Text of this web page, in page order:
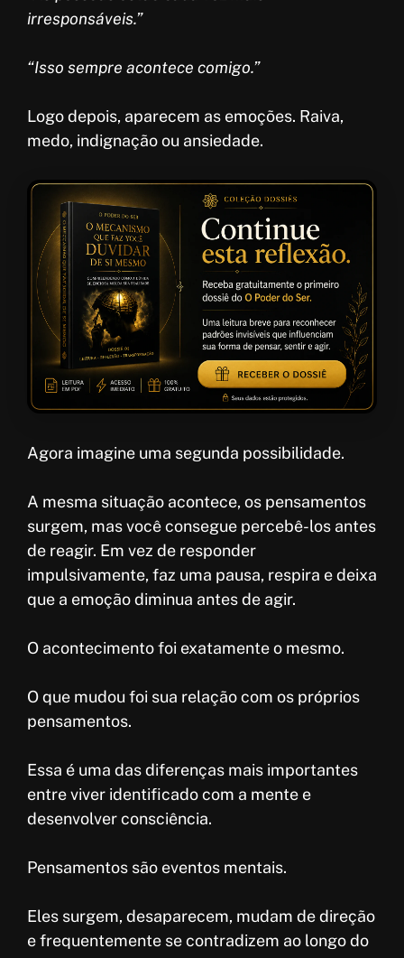
irresponsáveis.”
“Isso sempre acontece comigo.”
Logo depois, aparecem as emoções. Raiva,
medo, indignação ou ansiedade.
Agora imagine uma segunda possibilidade.
A mesma situação acontece, os pensamentos
surgem, mas você consegue percebê-los antes
de reagir. Em vez de responder
impulsivamente, faz uma pausa, respira e deixa
que a emoção diminua antes de agir.
O acontecimento foi exatamente o mesmo.
O que mudou foi sua relação com os próprios
pensamentos.
Essa é uma das diferenças mais importantes
entre viver identificado com a mente e
desenvolver consciência.
Pensamentos são eventos mentais.
Eles surgem, desaparecem, mudam de direção
e frequentemente se contradizem ao longo do